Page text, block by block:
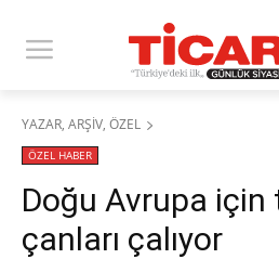
YAZAR, ARŞİV, ÖZEL
ÖZEL HABER
Doğu Avrupa için
çanları çalıyor